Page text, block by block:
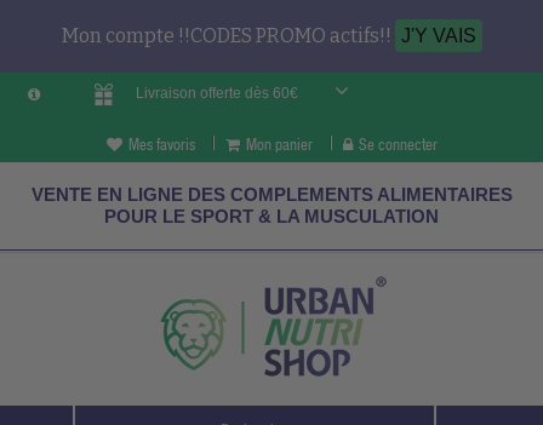
Mon compte !!CODES PROMO actifs!! J'Y VAIS
Livraison offerte dès 60€
Mes favoris Mon panier Se connecter
VENTE EN LIGNE DES COMPLEMENTS ALIMENTAIRES
POUR LE SPORT & LA MUSCULATION